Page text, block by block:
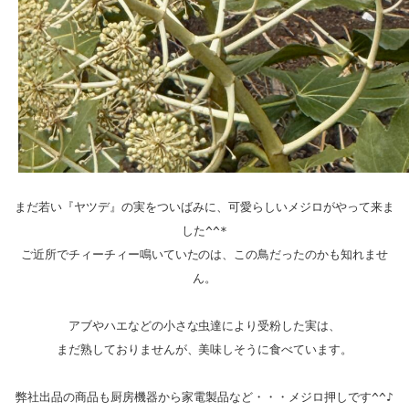
まだ若い『ヤツデ』の実をついばみに、可愛らしいメジロがやって来ま
した^^*
ご近所でチィーチィー鳴いていたのは、この鳥だったのかも知れませ
ん。
アブやハエなどの小さな虫達により受粉した実は、
まだ熟しておりませんが、美味しそうに食べています。
弊社出品の商品も厨房機器から家電製品など・・・メジロ押しです^^♪